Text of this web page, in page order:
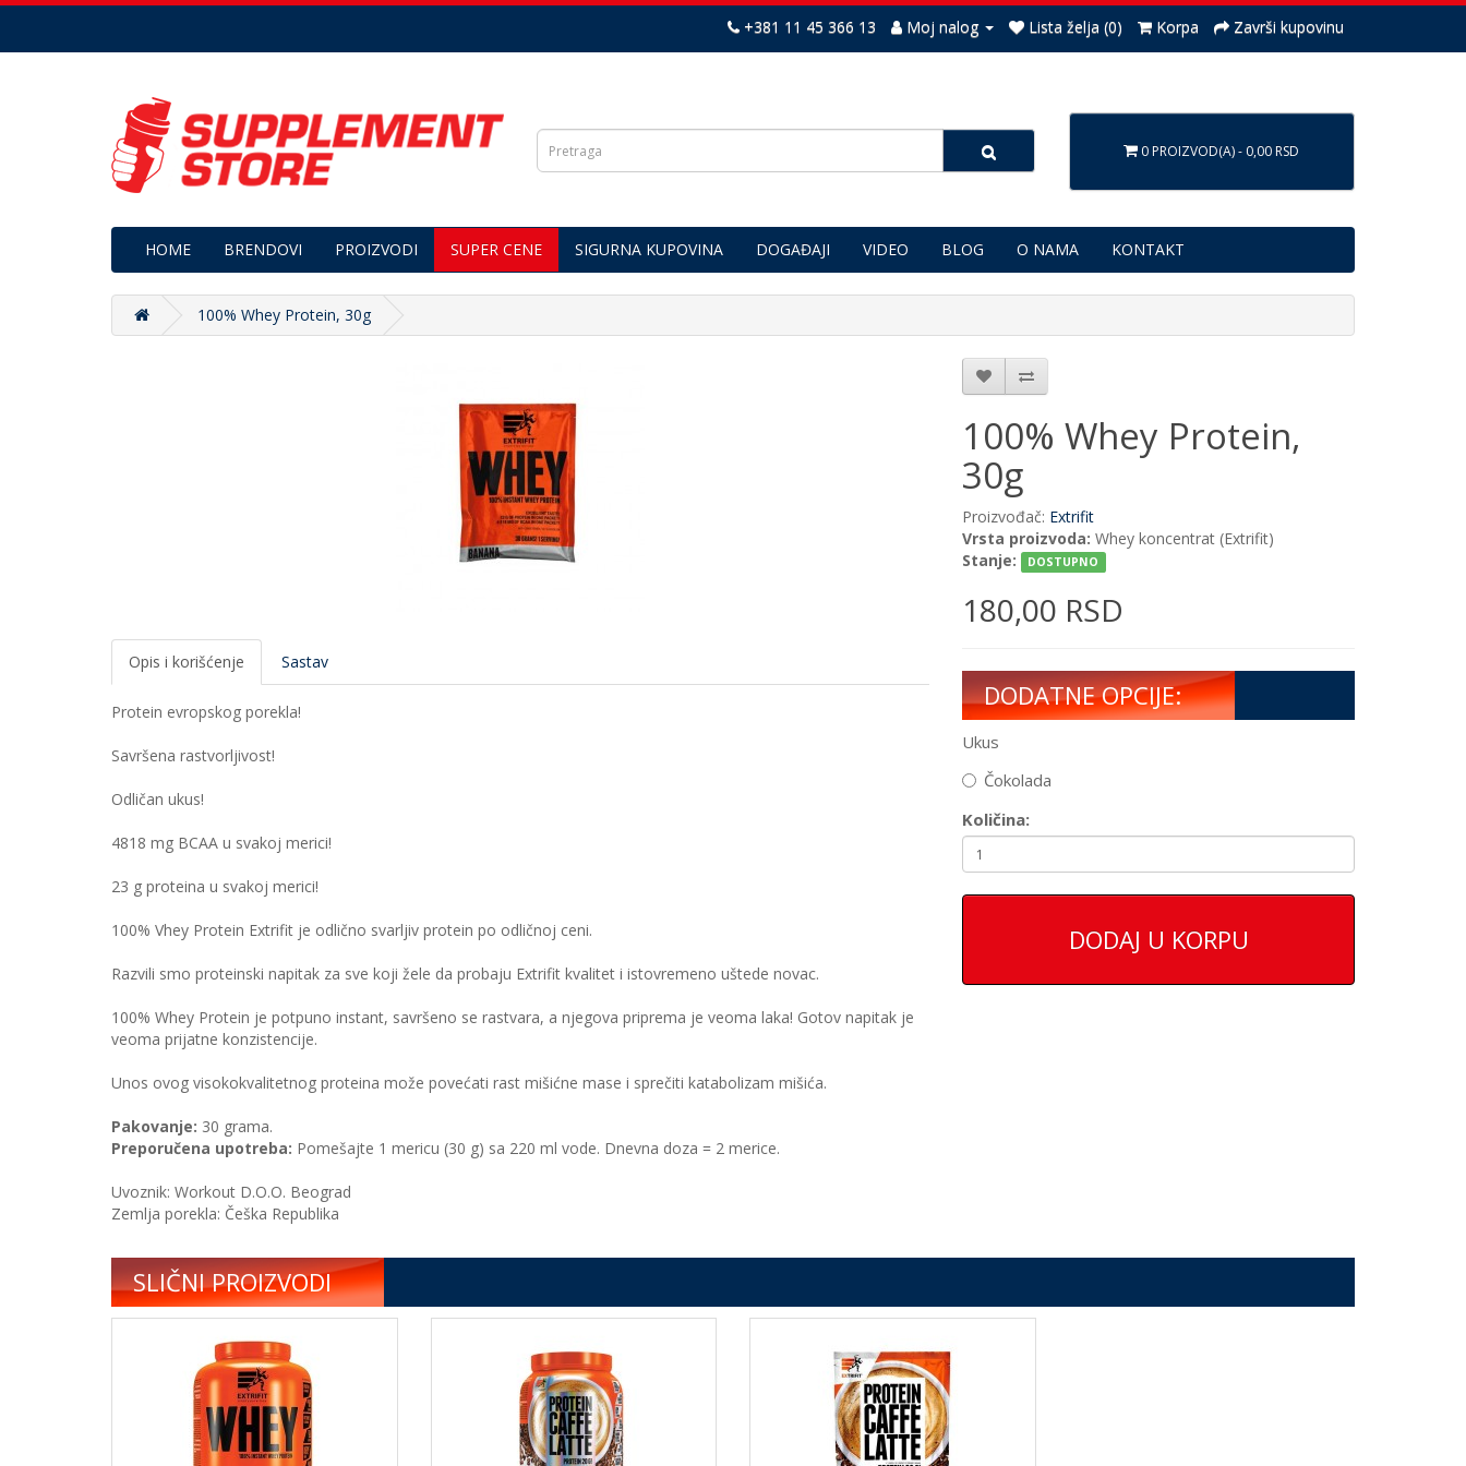
+381 11 45 366 13 Moj nalog Lista želja (0) Korpa Završi kupovinu
0 PROIZVOD(A) - 0,00 RSD
HOME BRENDOVI PROIZVODI SUPER CENE SIGURNA KUPOVINA DOGAĐAJI VIDEO BLOG O NAMA KONTAKT
100% Whey Protein, 30g
Opis i korišćenje Sastav
Protein evropskog porekla!
Savršena rastvorljivost!
Odličan ukus!
4818 mg BCAA u svakoj merici!
23 g proteina u svakoj merici!
100% Vhey Protein Extrifit je odlično svarljiv protein po odličnoj ceni.
Razvili smo proteinski napitak za sve koji žele da probaju Extrifit kvalitet i istovremeno uštede novac.
100% Whey Protein je potpuno instant, savršeno se rastvara, a njegova priprema je veoma laka! Gotov napitak je
veoma prijatne konzistencije.
Unos ovog visokokvalitetnog proteina može povećati rast mišićne mase i sprečiti katabolizam mišića.
Pakovanje: 30 grama.
Preporučena upotreba: Pomešajte 1 mericu (30 g) sa 220 ml vode. Dnevna doza = 2 merice.
Uvoznik: Workout D.O.O. Beograd
Zemlja porekla: Češka Republika
100% Whey Protein,
30g
Proizvođač: Extrifit
Vrsta proizvoda: Whey koncentrat (Extrifit)
Stanje:
DOSTUPNO
180,00 RSD
DODATNE OPCIJE:
Ukus
Čokolada
Količina:
DODAJ U KORPU
SLIČNI PROIZVODI